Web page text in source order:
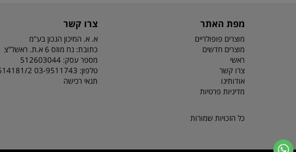
מפת האתר
מוצרים פופולריים
מוצרים חדשים
ראשי
צרו קשר
אודותינו
מדיניות פרטיות
צרו קשר
א. א. המיכון הנכון בע"מ
כתובת: נח מוזס 6 א.ת. ראשל"צ
מספר עסק: 512603044
טלפון: 03-9511743 03-9514181/2
תנאי רכישה
כל הזכויות שמורות